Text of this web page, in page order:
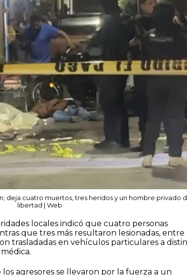
deja cuatro muertos, tres heridos y un hombre privado
libertad | Web
locales indicó que cuatro personas
que tres más resultaron lesionadas, entre
trasladadas en vehículos particulares a
agresores se llevaron por la fuerza a un